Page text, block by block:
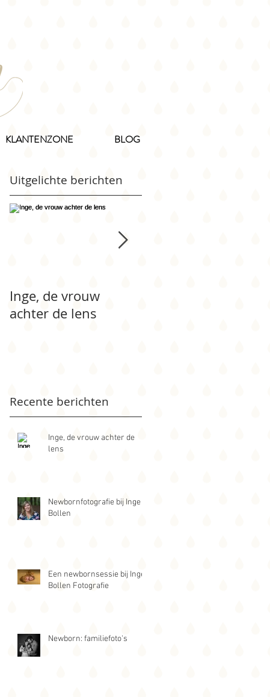
KLANTENZONE BLOG
Uitgelichte berichten
Inge, de vrouw
achter de lens
Recente berichten
Inge, de vrouw achter de
lens
Newbornfotografie bij Inge
Bollen
Een newbornsessie bij Inge
Bollen Fotografie
Newborn: familiefoto's